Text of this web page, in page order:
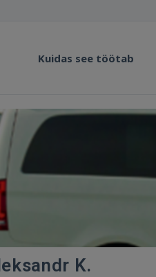
Kuidas see töötab
K.